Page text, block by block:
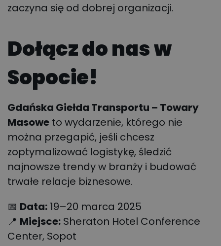
zaczyna się od dobrej organizacji.
Dołącz do nas w
Sopocie!
Gdańska Giełda Transportu – Towary
Masowe to wydarzenie, którego nie
można przegapić, jeśli chcesz
zoptymalizować logistykę, śledzić
najnowsze trendy w branży i budować
trwałe relacje biznesowe.
📅 Data: 19–20 marca 2025
📍 Miejsce: Sheraton Hotel Conference
Center, Sopot